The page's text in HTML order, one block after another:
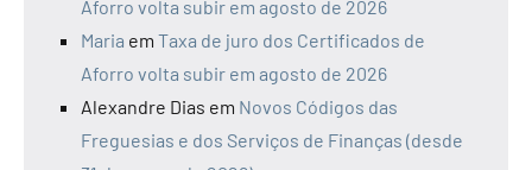
Aforro volta subir em agosto de 2026
Maria em Taxa de juro dos Certificados de
Aforro volta subir em agosto de 2026
Alexandre Dias em Novos Códigos das
Freguesias e dos Serviços de Finanças (desde